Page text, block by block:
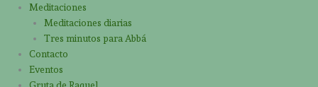
Meditaciones
Meditaciones diarias
Tres minutos para Abbá
Contacto
Eventos
Gruta de Raquel